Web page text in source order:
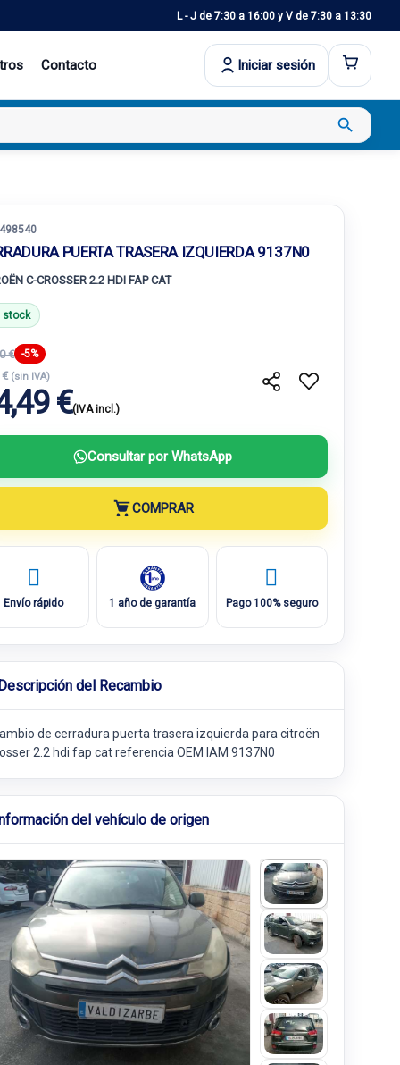
L - J de 7:30 a 16:00 y V de 7:30 a 13:30
Contacto Iniciar sesión
search
PUERTA TRASERA IZQUIERDA 9137N0
C-CROSSER 2.2 HDI FAP CAT
stock
€ -5%
€ (sin IVA)
€(IVA incl.)
Consultar por WhatsApp
COMPRAR
Envío rápido 1 año de garantía Pago 100% seguro
del Recambio
de cerradura puerta trasera izquierda para citroën
2.2 hdi fap cat referencia OEM IAM 9137N0
del vehículo de origen